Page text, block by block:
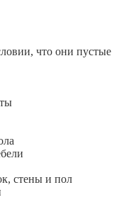
что они пустые
стены и пол